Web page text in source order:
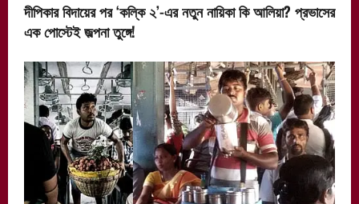
দীপিকার বিদায়ের পর ‘কল্কি ২’-এর নতুন নায়িকা কি আলিয়া? প্রভাসের
এক পোস্টেই জল্পনা তুঙ্গে!